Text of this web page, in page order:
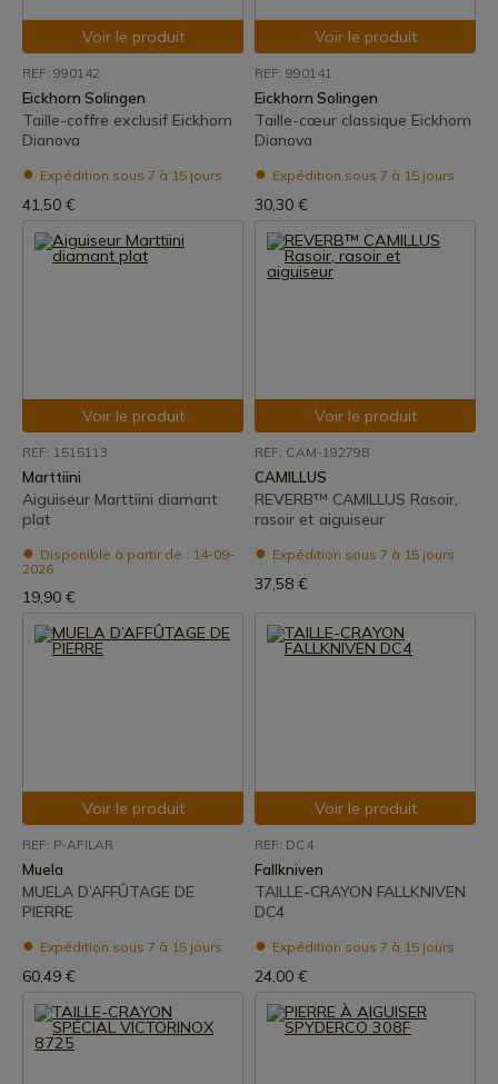
Voir le produit
REF: 990142
Eickhorn Solingen
Taille-coffre exclusif Eickhorn
Dianova
Expédition sous 7 à 15 jours
41,50 €
Voir le produit
REF: 990141
Eickhorn Solingen
Taille-cœur classique Eickhorn
Dianova
Expédition sous 7 à 15 jours
30,30 €
Voir le produit
REF: 1515113
Marttiini
Aiguiseur Marttiini diamant
plat
Disponible à partir de : 14-09-
2026
19,90 €
Voir le produit
REF: CAM-19279B
CAMILLUS
REVERB™ CAMILLUS Rasoir,
rasoir et aiguiseur
Expédition sous 7 à 15 jours
37,58 €
Voir le produit
REF: P-AFILAR
Muela
MUELA D’AFFÛTAGE DE
PIERRE
Expédition sous 7 à 15 jours
60,49 €
Voir le produit
REF: DC4
Fallkniven
TAILLE-CRAYON FALLKNIVEN
DC4
Expédition sous 7 à 15 jours
24,00 €